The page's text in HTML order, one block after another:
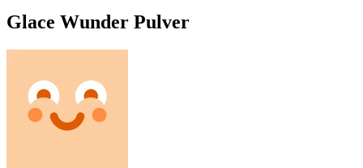
Glace Wunder Pulver